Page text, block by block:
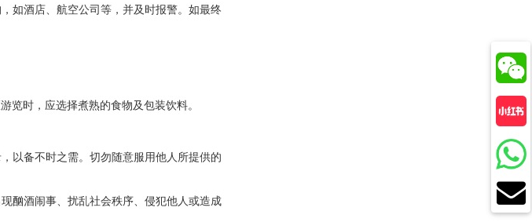
如酒店、航空公司等，并及时报警。如最终
时，应选择煮熟的食物及包装饮料。
以备不时之需。切勿随意服用他人所提供的
酗酒闹事、扰乱社会秩序、侵犯他人或造成